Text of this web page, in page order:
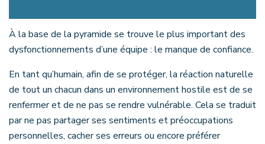
À la base de la pyramide se trouve le plus important des
dysfonctionnements d’une équipe : le manque de confiance.
En tant qu’humain, afin de se protéger, la réaction naturelle
de tout un chacun dans un environnement hostile est de se
renfermer et de ne pas se rendre vulnérable. Cela se traduit
par ne pas partager ses sentiments et préoccupations
personnelles, cacher ses erreurs ou encore préférer